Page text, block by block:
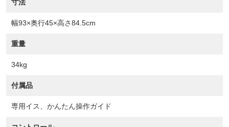
寸法
幅93×奥行45×高さ84.5cm
重量
34kg
付属品
専用イス、かんたん操作ガイド